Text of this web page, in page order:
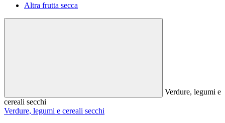
Altra frutta secca
Verdure, legumi e
cereali secchi
Verdure, legumi e cereali secchi